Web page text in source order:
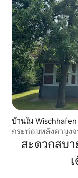
บ้านใน Wischhafen
กระท่อมหลังคามุง
สะดวกสบ